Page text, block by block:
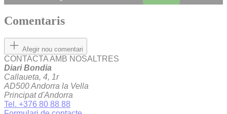
Comentaris
Afegir nou comentari
CONTACTA AMB NOSALTRES
Diari Bondia
Callaueta, 4, 1r
AD500 Andorra la Vella
Principat d'Andorra
Tel. +376 80 88 88